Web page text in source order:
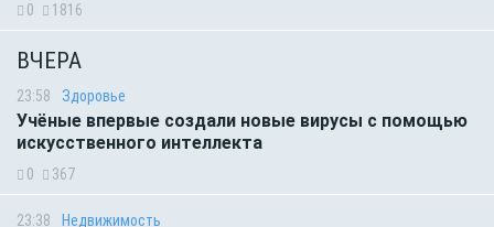
0 1816
ВЧЕРА
23:58 Здоровье
Учёные впервые создали новые вирусы с помощью
искусственного интеллекта
0 367
23:38 Недвижимость